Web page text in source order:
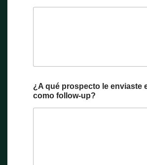
¿A qué prospecto le enviaste
como follow-up?